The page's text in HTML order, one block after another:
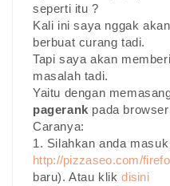
seperti itu ?
Kali ini saya nggak
berbuat curang tadi.
Tapi saya akan
masalah tadi.
Yaitu dengan
pagerank pada
Caranya:
1. Silahkan anda
http://pizzaseo.com/
baru). Atau klikdisini